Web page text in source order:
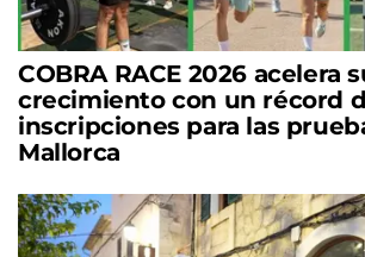
COBRA RACE 2026 acelera
crecimiento con un récord
inscripciones para las
Mallorca